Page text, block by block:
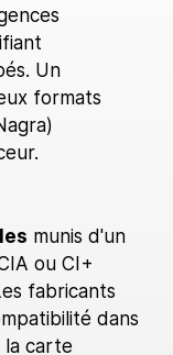
Un
formats
munis d'un
ou CI+
fabricants
dans
la carte